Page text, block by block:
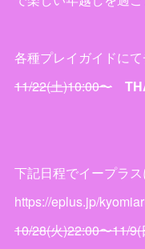
各種プレイガイドに
11/22(土)10:00〜
下記日程でイープラス
https://eplus.jp/
10/28(火)22:00〜11/